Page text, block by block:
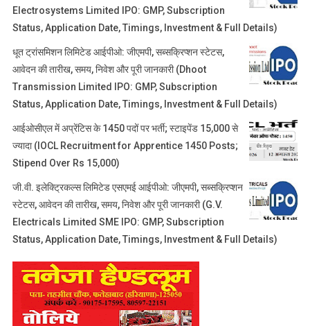
Electrosystems Limited IPO: GMP, Subscription
Status, Application Date, Timings, Investment & Full Details)
धूत ट्रांसमिशन लिमिटेड आईपीओ: जीएमपी, सब्सक्रिप्शन स्टेटस,
आवेदन की तारीख, समय, निवेश और पूरी जानकारी (Dhoot
Transmission Limited IPO: GMP, Subscription
Status, Application Date, Timings, Investment & Full Details)
आईओसीएल में अप्रेंटिस के 1450 पदों पर भर्ती; स्टाइपेंड 15,000 से
ज्यादा (IOCL Recruitment for Apprentice 1450 Posts;
Stipend Over Rs 15,000)
जी.वी. इलेक्ट्रिकल्स लिमिटेड एसएमई आईपीओ: जीएमपी, सब्सक्रिप्शन
स्टेटस, आवेदन की तारीख, समय, निवेश और पूरी जानकारी (G.V.
Electricals Limited SME IPO: GMP, Subscription
Status, Application Date, Timings, Investment & Full Details)